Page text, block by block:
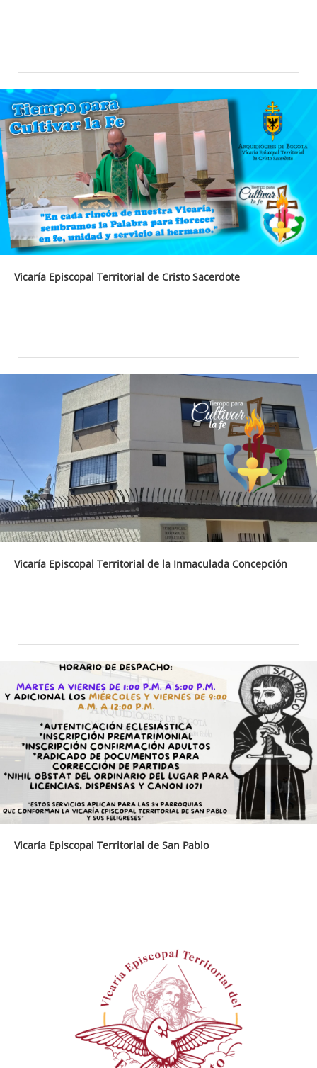
Vicaría Episcopal Territorial de Cristo Sacerdote
Vicaría Episcopal Territorial de la Inmaculada Concepción
Vicaría Episcopal Territorial de San Pablo